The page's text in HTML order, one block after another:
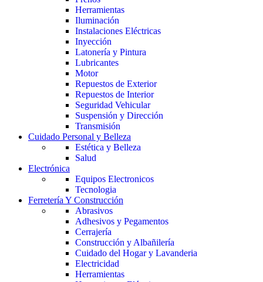
Herramientas
Iluminación
Instalaciones Eléctricas
Inyección
Latonería y Pintura
Lubricantes
Motor
Repuestos de Exterior
Repuestos de Interior
Seguridad Vehicular
Suspensión y Dirección
Transmisión
Cuidado Personal y Belleza
Estética y Belleza
Salud
Electrónica
Equipos Electronicos
Tecnologia
Ferretería Y Construcción
Abrasivos
Adhesivos y Pegamentos
Cerrajería
Construcción y Albañilería
Cuidado del Hogar y Lavanderia
Electricidad
Herramientas